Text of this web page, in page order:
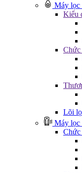
Máy lọc
Kiểu
Chức
Lõi
Máy lọc
Chức